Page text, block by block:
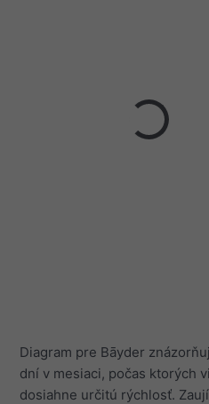
Diagram pre Bāyder
dní v mesiaci, počas ktorých
dosiahne určitú rýchlosť.